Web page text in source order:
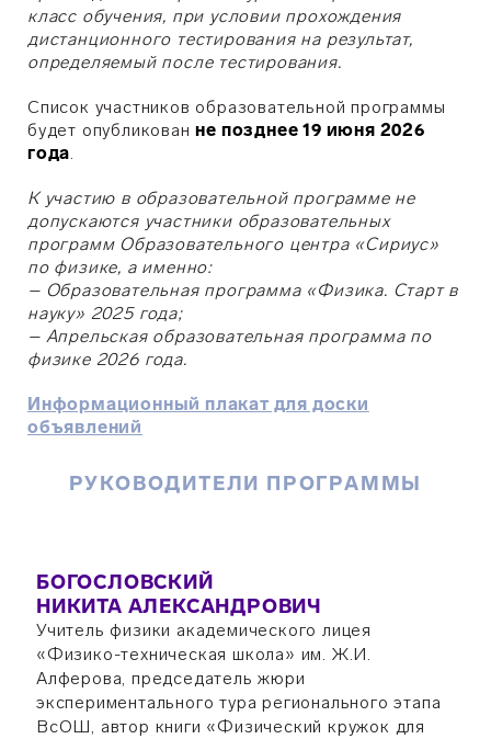
класс обучения, при условии прохождения
дистанционного тестирования на результат,
определяемый после тестирования.
Список участников образовательной программы
будет опубликованне позднее 19 июня 2026
года.
К участию в образовательной программе не
допускаются участники образовательных
программ Образовательного центра «Сириус»
по физике, а именно:
– Образовательная программа «Физика. Старт в
науку» 2025 года;
– Апрельская образовательная программа по
физике 2026 года.
Информационный плакат для доски
объявлений
РУКОВОДИТЕЛИ ПРОГРАММЫ
БОГОСЛОВСКИЙ
НИКИТА АЛЕКСАНДРОВИЧ
Учитель физики академического лицея
«Физико-техническая школа» им. Ж.И.
Алферова, председатель жюри
экспериментального тура регионального этапа
ВсОШ, автор книги «Физический кружок для